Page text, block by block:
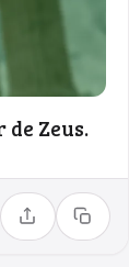
Zeus.
Compartilhar
Copiar